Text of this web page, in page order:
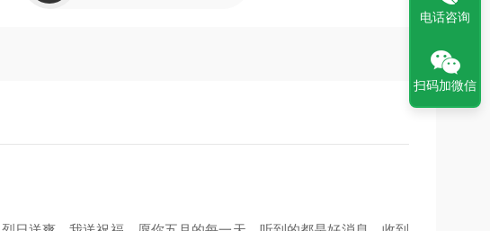
电话咨询
扫码加微信